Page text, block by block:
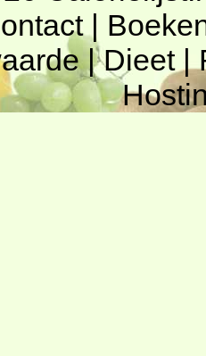
|
|Dieet|